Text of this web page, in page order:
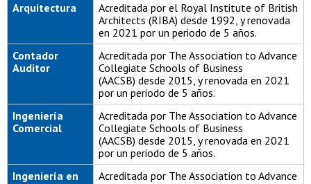
Arquitectura
Acreditada por el Royal Institute of British
Architects (RIBA) desde 1992, y renovada
en 2021 por un periodo de 5 años.
Contador
Auditor
Acreditada por The Association to Advance
Collegiate Schools of Business
(AACSB) desde 2015, y renovada en 2021
por un periodo de 5 años.
Ingeniería
Comercial
Acreditada por The Association to Advance
Collegiate Schools of Business
(AACSB) desde 2015, y renovada en 2021
por un periodo de 5 años.
Ingeniería en
Acreditada por The Association to Advance